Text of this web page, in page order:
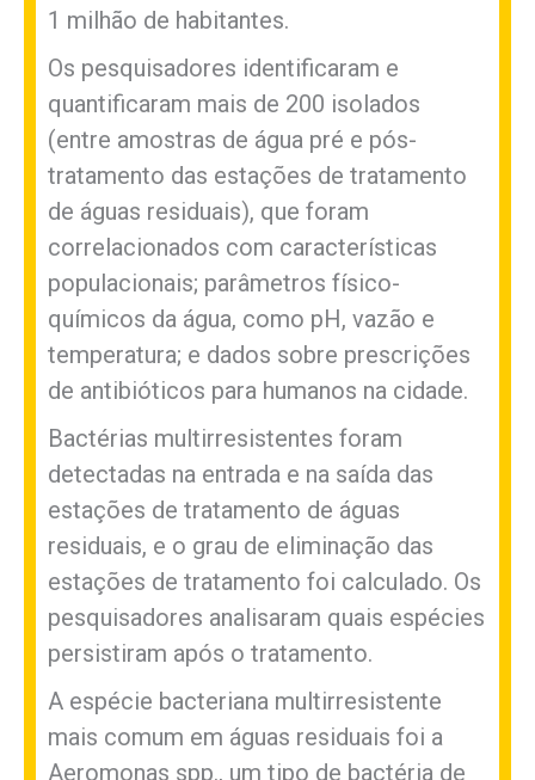
1 milhão de habitantes.
Os pesquisadores identificaram e
quantificaram mais de 200 isolados
(entre amostras de água pré e pós-
tratamento das estações de tratamento
de águas residuais), que foram
correlacionados com características
populacionais; parâmetros físico-
químicos da água, como pH, vazão e
temperatura; e dados sobre prescrições
de antibióticos para humanos na cidade.
Bactérias multirresistentes foram
detectadas na entrada e na saída das
estações de tratamento de águas
residuais, e o grau de eliminação das
estações de tratamento foi calculado. Os
pesquisadores analisaram quais espécies
persistiram após o tratamento.
A espécie bacteriana multirresistente
mais comum em águas residuais foi a
Aeromonas spp., um tipo de bactéria de